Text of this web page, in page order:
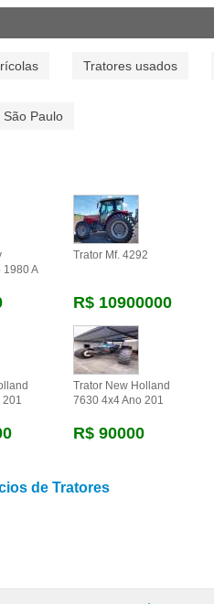
Tratores usados
Paulo
1980 A
Trator Mf. 4292
R$ 10900000
201
Trator New Holland
7630 4x4 Ano 201
R$ 90000
de Tratores